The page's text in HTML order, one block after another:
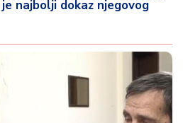
najbolji dokaz njegovog